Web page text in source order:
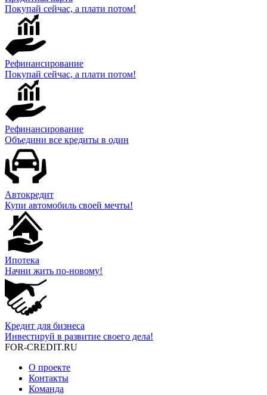
Покупай сейчас, а плати потом!
Рефинансирование
Покупай сейчас, а плати потом!
Рефинансирование
Объедини все кредиты в один
Автокредит
Купи автомобиль своей мечты!
Ипотека
Начни жить по-новому!
Кредит для бизнеса
Инвестируй в развитие своего дела!
FOR-CREDIT.RU
О проекте
Контакты
Команда